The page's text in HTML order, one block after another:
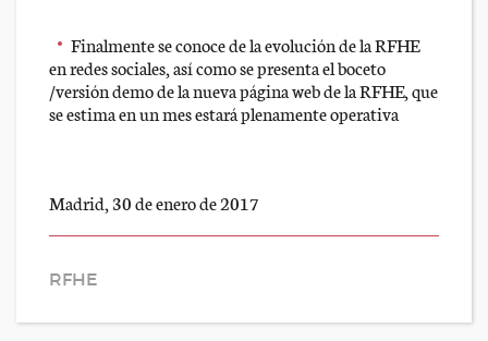
Finalmente se conoce de la evolución de la RFHE
en redes sociales, así como se presenta el boceto
/versión demo de la nueva página web de la RFHE, que
se estima en un mes estará plenamente operativa
Madrid, 30 de enero de 2017
RFHE